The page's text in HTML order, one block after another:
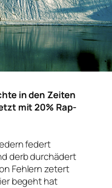
in den Zeiten
mit 20% Rap-
federt
derb durchädert
Fehlern zetert
begeht hat